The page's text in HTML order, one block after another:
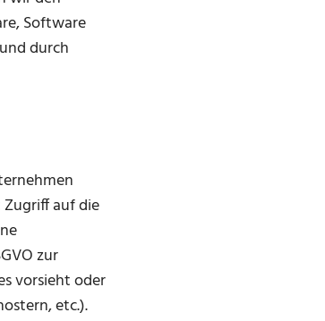
Software
durch
auf die
zur
vorsieht oder
etc.).